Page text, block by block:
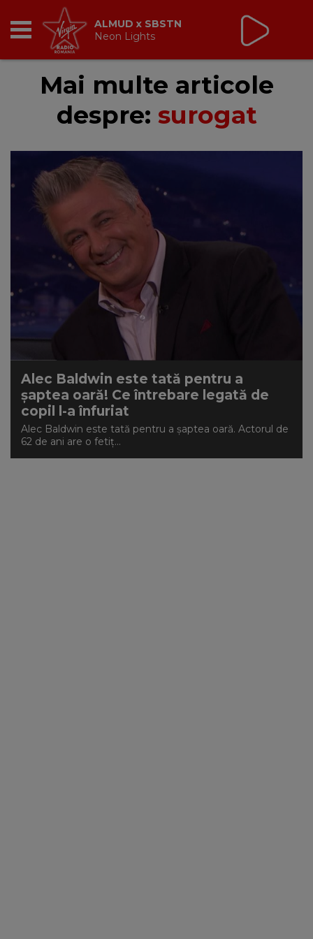
RADIO
BREAKFAST
TIC TALK
CÂȘTIGĂ
HOT 30
DANCEFLOOR CHART
RADIO ACADEMY
NEWS
CONTUL MEU
ALMUD x SBSTN
Neon Lights
Mai multe articole
despre: surogat
Alec Baldwin este tată pentru a
șaptea oară! Ce întrebare legată de
copil l-a înfuriat
Alec Baldwin este tată pentru a șaptea oară. Actorul de
62 de ani are o fetiț...